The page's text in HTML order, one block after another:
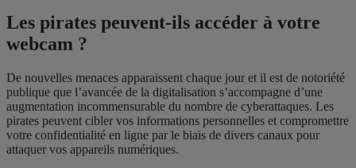
Les pirates peuvent-ils accéder à votre
webcam ?
De nouvelles menaces apparaissent chaque jour et il est de notoriété
publique que l’avancée de la digitalisation s’accompagne d’une
augmentation incommensurable du nombre de cyberattaques. Les
pirates peuvent cibler vos informations personnelles et compromettre
votre confidentialité en ligne par le biais de divers canaux pour
attaquer vos appareils numériques.